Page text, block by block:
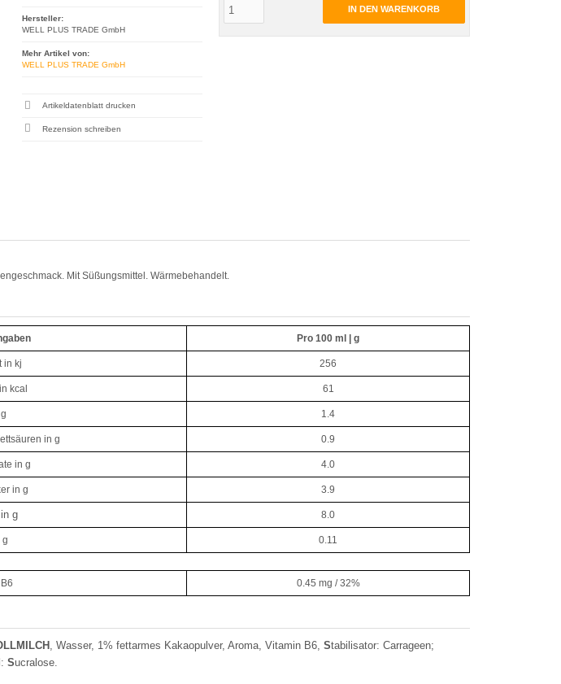
IN DEN WARENKORB
Hersteller:
WELL PLUS TRADE GmbH
Mehr Artikel von:
WELL PLUS TRADE GmbH
Artikeldatenblatt drucken
Rezension schreiben
Mit Süßungsmittel. Wärmebehandelt.
Pro 100 ml | g
in kj 256
kcal 61
1.4
in g 0.9
in g 4.0
in g 3.9
g 8.0
g 0.11
0.45 mg / 32%
, Wasser, 1% fettarmes Kakaopulver, Aroma, Vitamin B6, Stabilisator: Carrageen;
Sucralose.